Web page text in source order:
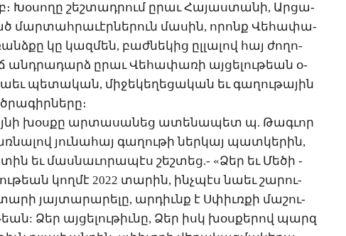
­Խօ­սո­ղը շեշ­տադ­րում ը­րաւ ­Հա­յաս­տա­նի, Ար­ցա­
մար­տահ­րա­ւէր­նե­րուն մա­սին, ո­րոնք ­Վե­հա­փա­
կը կազ­մեն, բաժ­նե­կից ըլ­լա­լով հայ ժո­ղո­
անդ­րա­դարձ ը­րաւ ­Վե­հա­փա­ռի այ­ցե­լու­թեան օ­
պե­տա­կան, մի­ջե­կե­ղե­ցա­կան եւ գա­ղու­թա­յին
խօս­քը ար­տա­սա­նեց ա­տե­նա­պետ պ. ­Թագ­ւոր
յու­նա­հայ գա­ղու­թի ներ­կայ պատ­կե­րին,
եւ մաս­նա­ւո­րա­պէս շեշ­տեց.- «­Ձեր եւ ­Մե­ծի
կող­մէ 2022 տա­րին, ինչ­պէս նաեւ շա­րու­
յայ­տա­րա­րե­լը, ար­դիւնք է Ս­փիւռ­քի մա­շու­
­Ձեր այ­ցե­լու­թիւ­նը, ­Ձեր իսկ խօս­քե­րով պարզ